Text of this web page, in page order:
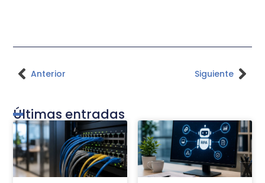
Anterior Siguiente
Últimas entradas